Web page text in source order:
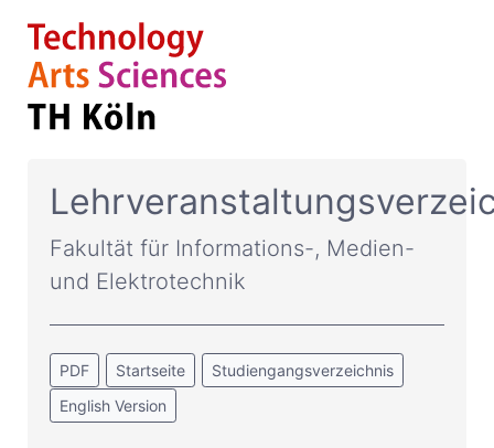
Fakultät für Informations-, Medien-
und Elektrotechnik
PDF Startseite
Studiengangsverzeichnis
English Version